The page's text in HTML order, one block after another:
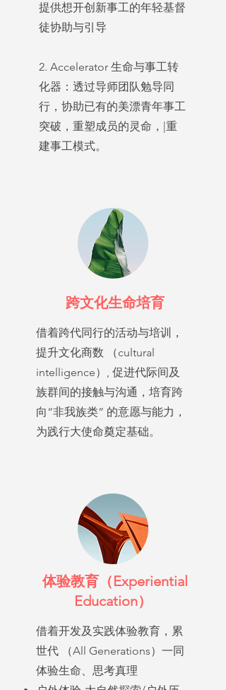
提供想开创新事工的年轻基督
徒协助与引导
2. Accelerator 生命与事工转
化器：透过导师团队勉导同
行，协助已有的美漂青年事工
突破，重塑成员的灵命，|重
建事工模式。
跨文化生命培育
借着跨代同行的活动与培训，
提升文化商数 （cultural
intelligence）, 促进代际间及
族群间的接触与沟通，培育跨
向“非我族类” 的意愿与能力，
为践行大使命奠定基础。
体验教育（Experiential
Education）
借着开发及实践体验教育，累
世代 （All Generations）一同
体验生命、思考真理